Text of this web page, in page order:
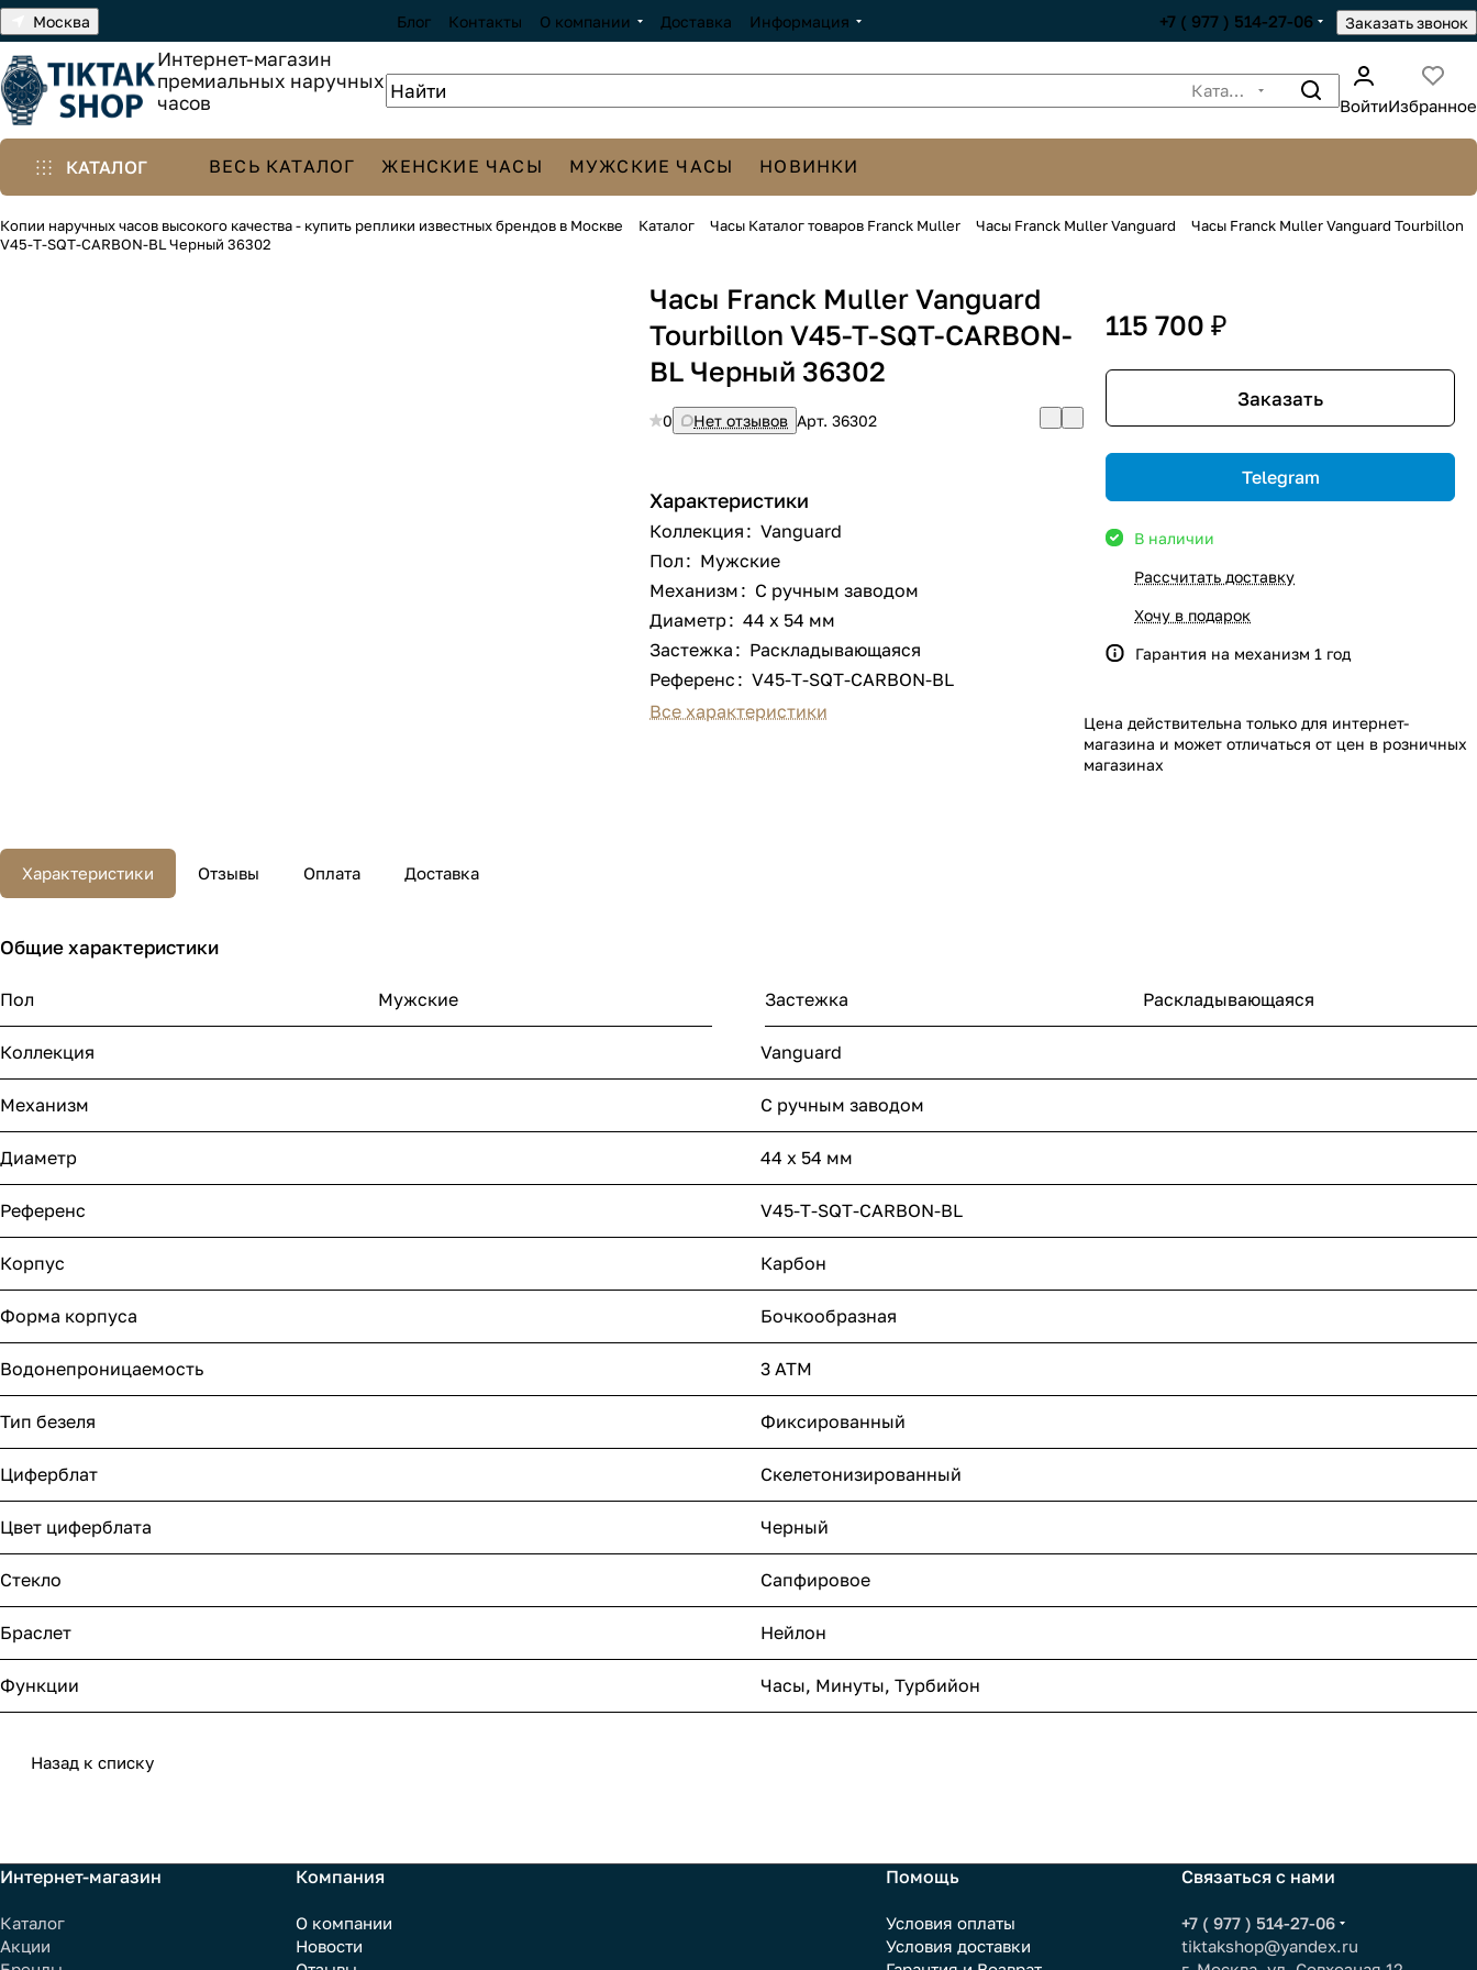
Москва Блог Контакты О компании Доставка Информация +7 ( 977 ) 514-27-06 Заказать звонок
Интернет-магазин
премиальных наручных
часов
ВойтиИзбранное
КАТАЛОГ ВЕСЬ КАТАЛОГ ЖЕНСКИЕ ЧАСЫ МУЖСКИЕ ЧАСЫ НОВИНКИ
Копии наручных часов высокого качества - купить реплики известных брендов в Москве Каталог Часы Каталог товаров Franck Muller Часы Franck Muller Vanguard
Часы Franck Muller Vanguard Tourbillon
V45-T-SQT-CARBON-BL Черный 36302
Часы Franck Muller Vanguard
Tourbillon V45-T-SQT-CARBON-
BL Черный 36302
0 Нет отзывов Арт.36302
Характеристики
Коллекция : Vanguard
Пол : Мужские
Механизм : С ручным заводом
Диаметр: 44 х 54 мм
Застежка : Раскладывающаяся
Референс : V45-T-SQT-CARBON-BL
Все характеристики
115 700 ₽
Заказать
Telegram
В наличии
Рассчитать доставку
Хочу в подарок
Гарантия на механизм 1 год
Цена действительна только для интернет-
магазина и может отличаться от цен в розничных
магазинах
Характеристики Отзывы Оплата Доставка
Общие характеристики
Пол Мужские Застежка Раскладывающаяся
Коллекция Vanguard
Механизм С ручным заводом
Диаметр 44 х 54 мм
Референс V45-T-SQT-CARBON-BL
Корпус Карбон
Форма корпуса Бочкообразная
Водонепроницаемость 3 ATM
Тип безеля Фиксированный
Циферблат Скелетонизированный
Цвет циферблата Черный
Стекло Сапфировое
Браслет Нейлон
Функции Часы, Минуты, Турбийон
Назад к списку
Интернет-магазин
Каталог
Акции
Компания
О компании
Новости
Помощь
Условия оплаты
Условия доставки
Связаться с нами
+7 ( 977 ) 514-27-06
tiktakshop@yandex.ru